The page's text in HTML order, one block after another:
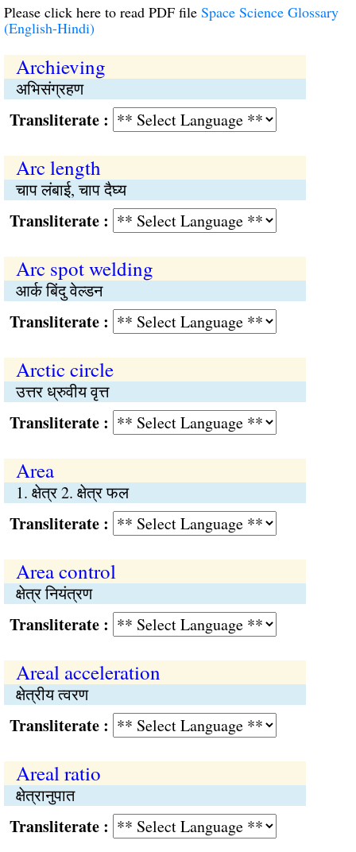
Please click here to read PDF file Space Science Glossary
(English-Hindi)
Archieving
अभिसंग्रहण
:
Arc length
चाप लंबाई, चाप दैघ्य
:
Arc spot welding
आर्क बिंदु वेल्डन
:
Arctic circle
उत्तर ध्रुवीय वृत्त
:
Area
1. क्षेत्र 2. क्षेत्र फल
:
Area control
क्षेत्र नियंत्रण
:
Areal acceleration
क्षेत्रीय त्वरण
:
Areal ratio
क्षेत्रानुपात
: